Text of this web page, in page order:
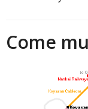
Come